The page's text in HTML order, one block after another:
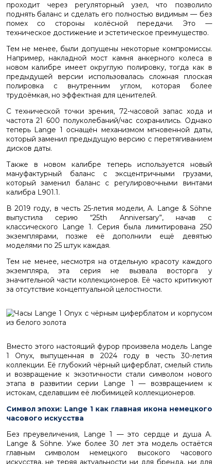
проходит через регуляторный узел, что позволило
поднять баланс и сделать его полностью видимым — без
помех со стороны колёсной передачи. Это —
техническое достижение и эстетическое преимущество.
Тем не менее, были допущены некоторые компромиссы.
Например, накладной мост камня анкерного колеса в
новом калибре имеет округлую полировку, тогда как в
предыдущей версии использовалась сложная плоская
полировка с внутренним углом, которая более
трудоёмкая, но эффектная для ценителей.
С технической точки зрения, 72-часовой запас хода и
частота 21 600 полуколебаний/час сохранились. Однако
теперь Lange 1 оснащён механизмом мгновенной даты,
который заменил предыдущую версию с перетягиванием
дисков даты.
Также в новом калибре теперь используется новый
мануфактурный баланс с эксцентричными грузами,
который заменил баланс с регулировочными винтами
калибра L901.1.
В 2019 году, в честь 25-летия модели, A. Lange & Söhne
выпустила серию “25th Anniversary”, начав с
классического Lange 1. Серия была лимитирована 250
экземплярами, позже её дополнили ещё девятью
моделями по 25 штук каждая.
Тем не менее, несмотря на отдельную красоту каждого
экземпляра, эта серия не вызвала восторга у
значительной части коллекционеров. Её часто критикуют
за отсутствие концептуальной целостности.
Вместо этого настоящий фурор произвела модель Lange
1 Onyx, выпущенная в 2024 году в честь 30-летия
коллекции. Её глубокий чёрный циферблат, смелый стиль
и возвращение к экзотичности стали символом нового
этапа в развитии серии Lange 1 — возвращением к
истокам, сделавшим её любимицей коллекционеров.
Символ эпохи: Lange 1 как главная икона немецкого
часового искусства
Без преувеличения, Lange 1 — это сердце и душа A.
Lange & Söhne. Уже более 30 лет эта модель остаётся
главным символом немецкого высокого часового
искусства, не теряя актуальности ни для бренда, ни для